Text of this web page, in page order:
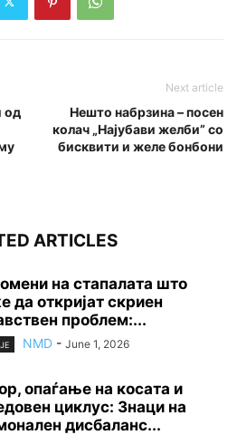
од
Next article
Нешто набрзина – посен
колач „Најубави желби” со
бисквити и желе бонбони
ARTICLES
на стапалата што
да откријат скриен
проблем:...
NMD - June 1, 2026
опаѓање на косата и
циклус: Знаци на
дисбаланс...